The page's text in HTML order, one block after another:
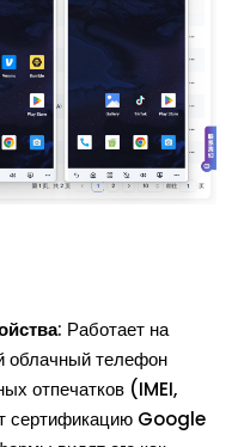
: Работает на
облачный телефон
отпечатков (IMEI,
сертификацию Google